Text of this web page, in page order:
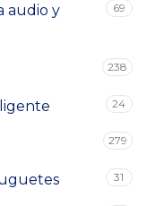
audio y
69
238
24
279
31